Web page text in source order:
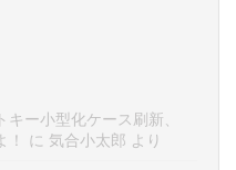
ー小型化ケース刷新、
に 気合小太郎 より